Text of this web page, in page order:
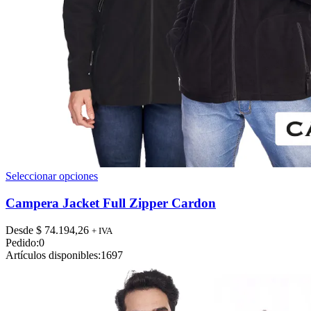
Seleccionar opcionesEste
tiene
múltiples
variantes.
Las
opciones
se
pueden
elegir
Campera Jacket Full Zipper Cardon
Desde $ 74.194,26 + IVA
Pedido:0
Artículos disponibles:1697